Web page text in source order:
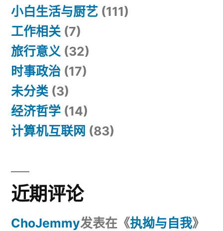
小白生活与厨艺 (111)
工作相关 (7)
旅行意义 (32)
时事政治 (17)
未分类 (3)
经济哲学 (14)
计算机互联网 (83)
近期评论
ChoJemmy发表在《执拗与自我》